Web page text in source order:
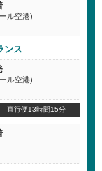
ル空港)
ンス
ル空港)
直行便13時間15分